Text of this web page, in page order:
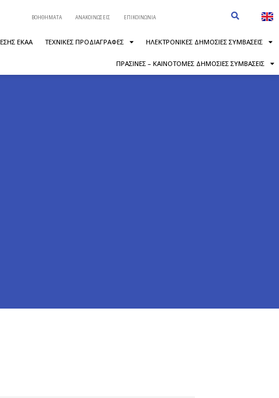
ΒΟΗΘΗΜΑΤΑ ΑΝΑΚΟΙΝΩΣΕΙΣ ΕΠΙΚΟΙΝΩΝΙΑ
ΕΚΑΑ ΤΕΧΝΙΚΕΣ ΠΡΟΔΙΑΓΡΑΦΕΣ ΗΛΕΚΤΡΟΝΙΚΕΣ ΔΗΜΟΣΙΕΣ ΣΥΜΒΑΣΕΙΣ
ΠΡΑΣΙΝΕΣ – ΚΑΙΝΟΤΟΜΕΣ ΔΗΜΟΣΙΕΣ ΣΥΜΒΑΣΕΙΣ